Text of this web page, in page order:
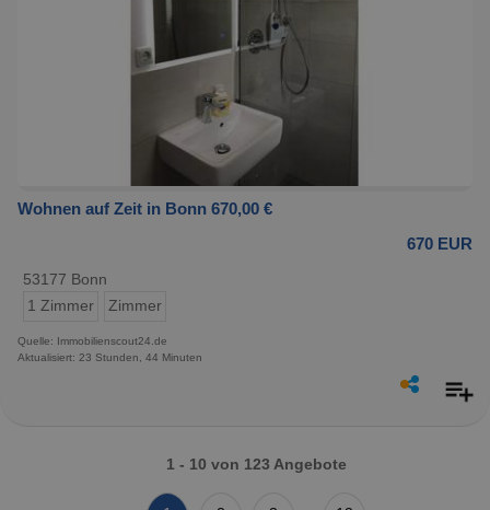
Wohnen auf Zeit in Bonn 670,00 €
670 EUR
53177 Bonn
1 Zimmer
Zimmer
Quelle: Immobilienscout24.de
Aktualisiert: 23 Stunden, 44 Minuten
1 - 10 von 123 Angebote